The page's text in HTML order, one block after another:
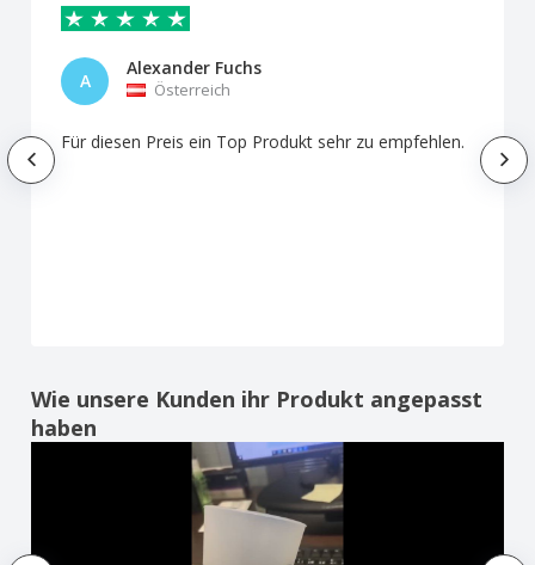
A
Alexander Fuchs
Österreich
Für diesen Preis ein Top Produkt sehr zu empfehlen.
Wie unsere Kunden ihr Produkt angepasst
haben